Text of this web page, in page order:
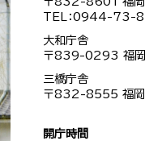
TEL：0944-
大和庁舎
〒839-0293 福岡
三橋庁舎
〒832-8555 福岡
開庁時間